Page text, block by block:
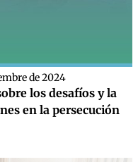
de 2024
los desafíos y la
en la persecución